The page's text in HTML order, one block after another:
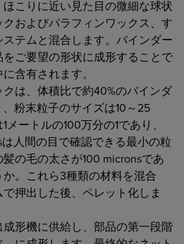
こりに近い見た目の微細な球状
およびパラフィンワックス、す
テムと混合します。バインダー
ご要望の形状に成形することで
含有されます。
は、体積比で約40%のバインダ
粉末粒子のサイズは10～25
ートルの100万分の1であり、
人間の目で確認できる最小の粒
の毛の太さが100 micronsであ
。これら3種類の材料を混合
押出した後、ペレット化しま
形機に供給し、部品の第一段階